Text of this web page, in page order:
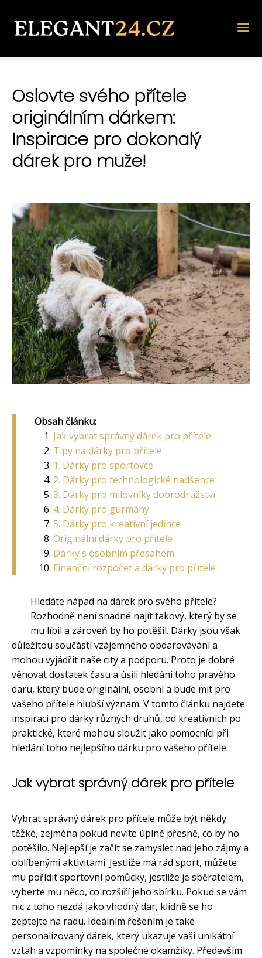
Oslovte svého přítele
originálním dárkem:
Inspirace pro dokonalý
dárek pro muže!
Obsah článku:
Jak vybrat správný dárek pro přítele
Tipy na dárky pro přítele
1. Dárky pro sportovce
2. Dárky pro technologické nadšence
3. Dárky pro milovníky dobrodružství
4. Dárky pro gurmány
5. Dárky pro kreativní jedince
Originální dárky pro přítele
Dárky s osobním přesahem
Finanční rozpočet a dárky pro přítele
Hledáte nápad na dárek pro svého přítele?
Rozhodně není snadné najít takový, který by se
mu líbil a zároveň by ho potěšil. Dárky jsou však
důležitou součástí vzájemného obdarovávání a
mohou vyjádřit naše city a podporu. Proto je dobré
věnovat dostatek času a úsilí hledání toho pravého
daru, který bude originální, osobní a bude mít pro
vašeho přítele hlubší význam. V tomto článku najdete
inspiraci pro dárky různých druhů, od kreativních po
praktické, které mohou sloužit jako pomocníci při
hledání toho nejlepšího dárku pro vašeho přítele.
Jak vybrat správný dárek pro přítele
Vybrat správný dárek pro přítele může být někdy
těžké, zejména pokud nevíte úplně přesně, co by ho
potěšilo. Nejlepší je začít se zamyslet nad jeho zájmy a
oblíbenými aktivitami. Jestliže má rád sport, můžete
mu pořídit sportovní pomůcky, jestliže je sběratelem,
vyberte mu něco, co rozšíří jeho sbírku. Pokud se vám
nic z toho nezdá jako vhodný dar, klidně se ho
zeptejte na radu. Ideálním řešením je také
personalizovaný dárek, který ukazuje vaši unikátní
vztah a vzpomínky na společné okamžiky. Především